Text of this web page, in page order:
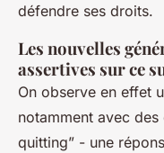
défendre ses droits.
Les nouvelles
assertives sur ce
On observe en effet
notamment avec
quitting” - une